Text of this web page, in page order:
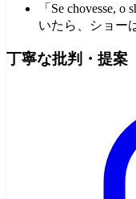
「Se chovesse, o
いたら、ショー
丁寧な批判・提案